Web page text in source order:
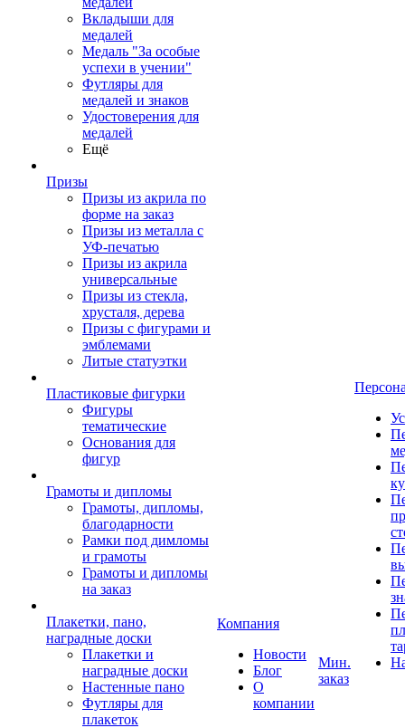
Вкладыши для
медалей
Медаль "За особые
успехи в учении"
Футляры для
медалей и знаков
Удостоверения для
медалей
Ещё
Призы
Призы из акрила по
форме на заказ
Призы из металла с
УФ-печатью
Призы из акрила
универсальные
Призы из стекла,
хрусталя, дерева
Призы с фигурами и
эмблемами
Литые статуэтки
Пластиковые фигурки
Фигуры
тематические
Основания для
фигур
Грамоты и дипломы
Грамоты, дипломы,
благодарности
Рамки под димломы
и грамоты
Грамоты и дипломы
на заказ
Плакетки, пано,
наградные доски
Плакетки и
наградные доски
Настенные пано
Футляры для
плакеток
Компания
Новости
Блог
О
компании
Мин.
заказ